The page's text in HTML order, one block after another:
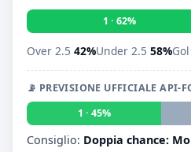
1 · 62%
Over 2.5 42%Under 2.5 58%Gol
📡 PREVISIONE UFFICIALE API-
1 · 45%
Consiglio: Doppia chance: